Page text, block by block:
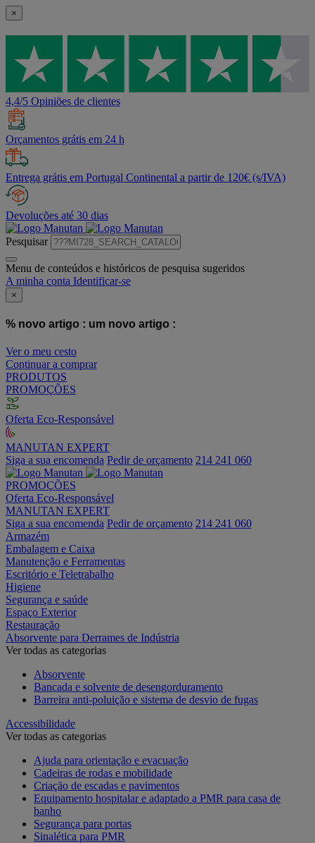
×
4,4/5 Opiniões de clientes
Orçamentos grátis em 24 h
Entrega grátis em Portugal Continental a partir de 120€ (s/IVA)
Devoluções até 30 dias
Pesquisar
Menu de conteúdos e históricos de pesquisa sugeridos
A minha conta Identificar-se
×
% novo artigo : um novo artigo :
Ver o meu cesto
Continuar a comprar
PRODUTOS
PROMOÇÕES
Oferta Eco-Responsável
MANUTAN EXPERT
Siga a sua encomenda Pedir de orçamento 214 241 060
PROMOÇÕES
Oferta Eco-Responsável
MANUTAN EXPERT
Siga a sua encomenda Pedir de orçamento 214 241 060
Armazém
Embalagem e Caixa
Manutenção e Ferramentas
Escritório e Teletrabalho
Higiene
Segurança e saúde
Espaço Exterior
Restauração
Absorvente para Derrames de Indústria
Ver todas as categorias
Absorvente
Bancada e solvente de desengorduramento
Barreira anti-poluição e sistema de desvio de fugas
Accessibilidade
Ver todas as categorias
Ajuda para orientação e evacuação
Cadeiras de rodas e mobilidade
Criação de escadas e pavimentos
Equipamento hospitalar e adaptado a PMR para casa de
banho
Segurança para portas
Sinalética para PMR